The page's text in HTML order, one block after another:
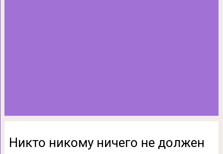
Никто никому ничего не должен